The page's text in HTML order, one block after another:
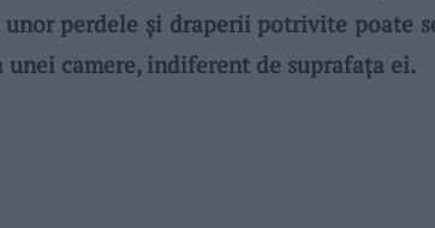
unor perdele și draperii potrivite poate
unei camere, indiferent de suprafața ei.